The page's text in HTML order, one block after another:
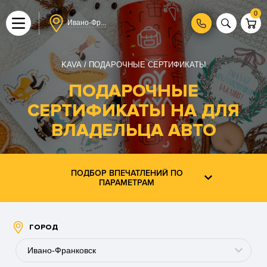
Ивано-Фр...
0
KAVA ПОДАРОЧНЫЕ СЕРТИФИКАТЫ
ПОДАРОЧНЫЕ
СЕРТИФИКАТЫ НА ДЛЯ
ВЛАДЕЛЬЦА АВТО
ПОДБОР ВПЕЧАТЛЕНИЙ ПО
ПАРАМЕТРАМ
ГОРОД
Ивано-Франковск